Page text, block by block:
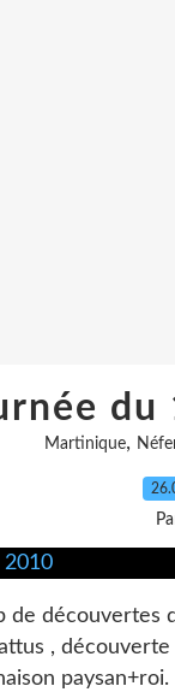
Martinique,
de découvertes
,